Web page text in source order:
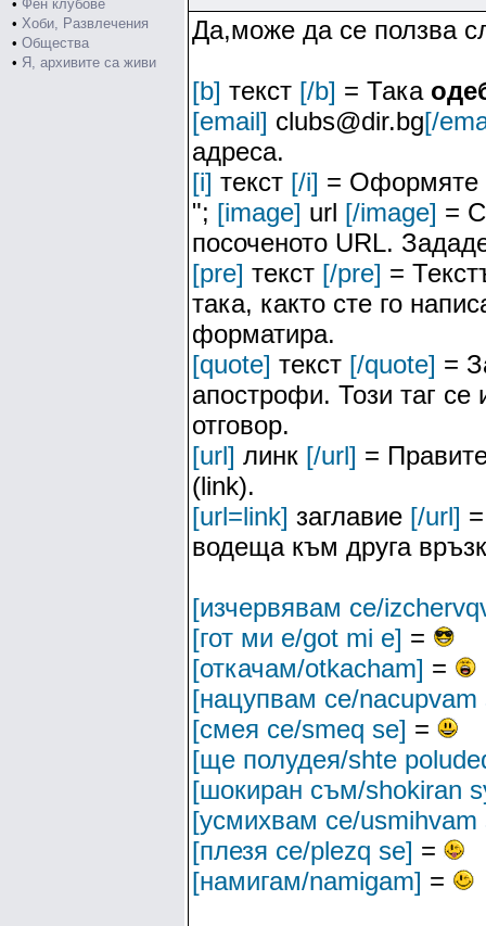
• Фен клубове
• Хоби, Развлечения
• Общества
• Я, архивите са живи
Да,може да се ползва
[b] текст [/b] = Така
[email] clubs@dir.bg[/
адреса.
[i] текст [/i] = Оформяте
"; [image] url [/image] =
посоченото URL.
[pre] текст [/pre] =
така, както сте го
форматира.
[quote] текст [/quote] =
апострофи. Този таг
отговор.
[url] линк [/url] =
(link).
[url=link] заглавие [/url]
водеща към друга
[изчервявам се/
[гот ми е/got mi e] =
[откачам/otkacham] =
[нацупвам се/nacupvam
[смея се/smeq se] =
[ще полудея/shte
[шокиран съм/shokiran
[усмихвам се/usmihvam
[плезя се/plezq se] =
[намигам/namigam] =